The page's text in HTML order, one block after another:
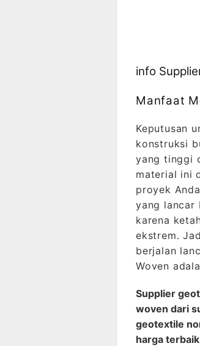
info
Manfaat
Keputusan
konstruksi
yang tinggi
material ini
proyek
yang lancar
karena
ekstrem.
berjalan
Woven
Supplier
woven dari
geotextile
harga